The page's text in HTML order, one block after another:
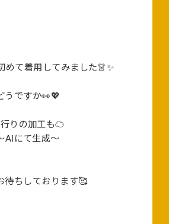
めて着用してみました👗✨
うですか👀💖
りの加工も☁️
AIにて生成～
待ちしております🥰